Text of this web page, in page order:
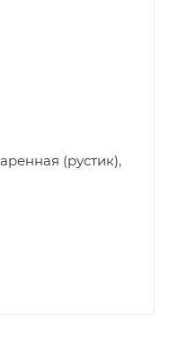
(рустик),